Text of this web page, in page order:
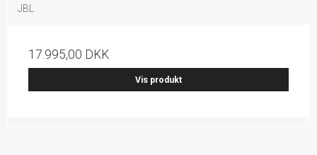
JBL
17.995,00 DKK
Vis produkt